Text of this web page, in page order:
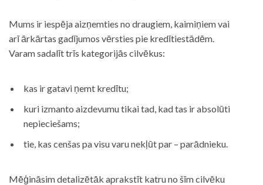
Mums ir iespēja aizņemties no draugiem, kaimiņiem vai
arī ārkārtas gadījumos vērsties pie kredītiestādēm.
Varam sadalīt trīs kategorijās cilvēkus:
kas ir gatavi ņemt kredītu;
kuri izmanto aizdevumu tikai tad, kad tas ir absolūti
nepieciešams;
tie, kas cenšas pa visu varu nekļūt par – parādnieku.
Mēģināsim detalizētāk aprakstīt katru no šīm cilvēku